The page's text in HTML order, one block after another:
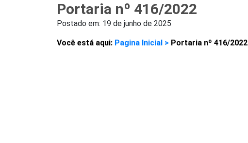
Portaria nº 416/2022
Postado em: 19 de junho de 2025
Você está aqui: Pagina Inicial > Portaria nº 416/2022